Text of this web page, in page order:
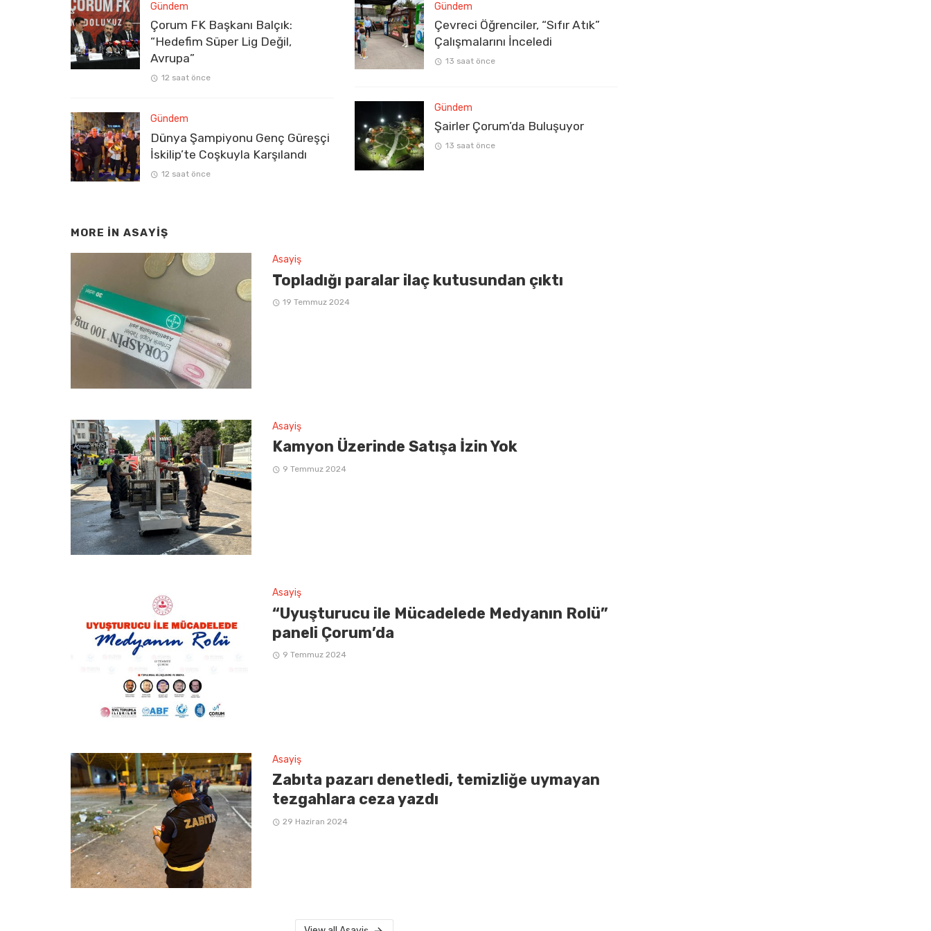
Gündem
Çorum FK Başkanı Balçık:
“Hedefim Süper Lig Değil,
Avrupa”
12 saat önce
Gündem
Dünya Şampiyonu Genç Güreşçi
İskilip’te Coşkuyla Karşılandı
12 saat önce
Gündem
Çevreci Öğrenciler, “Sıfır Atık”
Çalışmalarını İnceledi
13 saat önce
Gündem
Şairler Çorum’da Buluşuyor
13 saat önce
MORE IN ASAYIŞ
Asayiş
Topladığı paralar ilaç kutusundan çıktı
19 Temmuz 2024
Asayiş
Kamyon Üzerinde Satışa İzin Yok
9 Temmuz 2024
Asayiş
“Uyuşturucu ile Mücadelede Medyanın Rolü”
paneli Çorum’da
9 Temmuz 2024
Asayiş
Zabıta pazarı denetledi, temizliğe uymayan
tezgahlara ceza yazdı
29 Haziran 2024